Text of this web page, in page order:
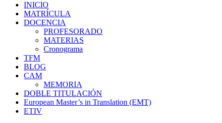
INICIO
MATRÍCULA
DOCENCIA
PROFESORADO
MATERIAS
Cronograma
TFM
BLOG
CAM
MEMORIA
DOBLE TITULACIÓN
European Master’s in Translation (EMT)
ETIV